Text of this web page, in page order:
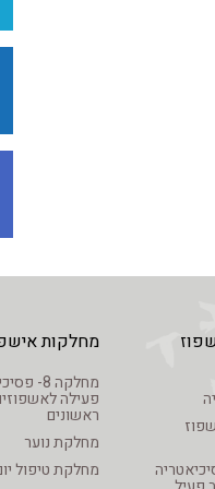
- אשפוז
פסיכיאטריה
מחלקות
מחלקה 8-
פעילה
ראשונים
מחלקת נוער
מחלקת טיפול